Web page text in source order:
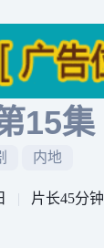
15集
内地
| 片长45分钟